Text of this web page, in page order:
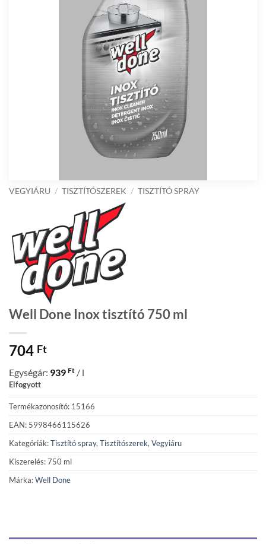
VEGYIÁRU / TISZTÍTÓSZEREK / TISZTÍTÓ SPRAY
Well Done Inox tisztító 750 ml
704 Ft
Egységár: 939 Ft / l
Elfogyott
Termékazonosító: 15166
EAN: 5998466115626
Kategóriák:Tisztító spray, Tisztítószerek, Vegyiáru
Kiszerelés: 750 ml
Márka:Well Done